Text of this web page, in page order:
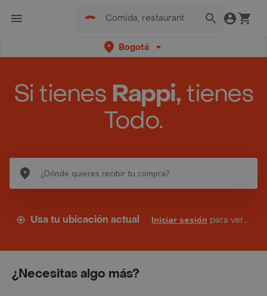
Bogotá
Si tienes Rappi,tienes
Todo.
Usa tu ubicación actual Iniciar sesión para ver tus direcciones
¿Necesitas algo más?